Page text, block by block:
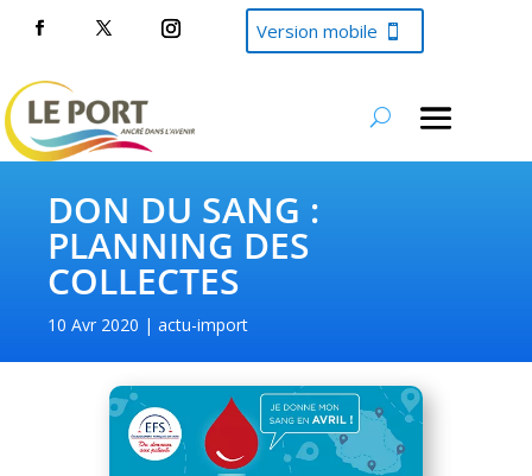
Version mobile
DON DU SANG :
PLANNING DES
COLLECTES
10 Avr 2020 actu-import